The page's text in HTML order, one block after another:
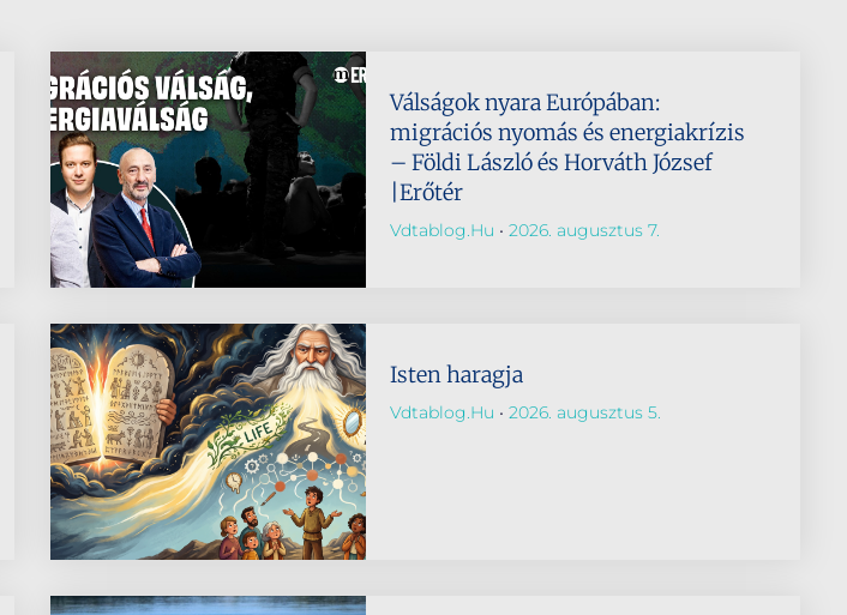
Válságok nyara Európában:
migrációs nyomás és energiakrízis
– Földi László és Horváth József
|Erőtér
Vdtablog.hu 2026. augusztus 7.
Isten haragja
Vdtablog.hu 2026. augusztus 5.